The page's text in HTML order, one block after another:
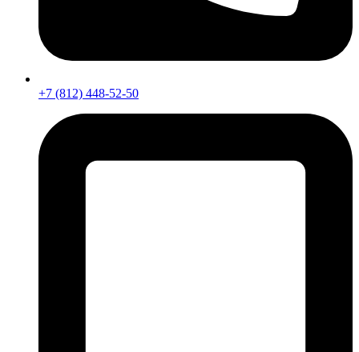
+7 (812) 448-52-50